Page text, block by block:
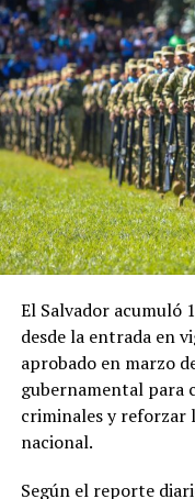
El Salvador acumuló
desde la entrada en
aprobado en marzo
gubernamental para
criminales y reforzar
nacional.
Según el reporte